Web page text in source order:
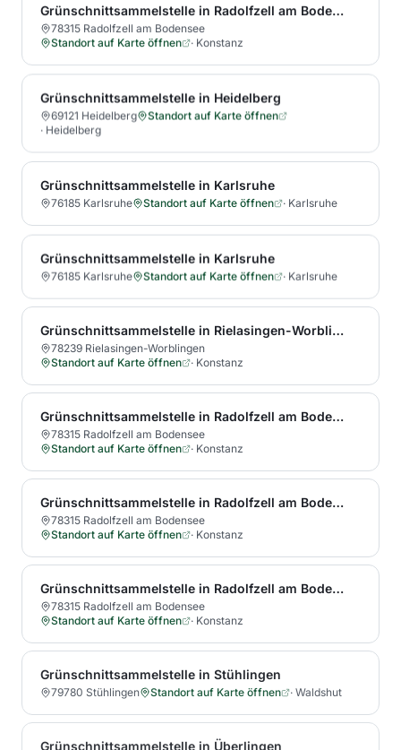
78315 Radolfzell am Bodensee
Standort auf Karte öffnen
·Konstanz
Grünschnittsammelstelle in Heidelberg
69121 Heidelberg
Standort auf Karte öffnen
·Heidelberg
76185 Karlsruhe Standort auf Karte öffnen
76185 Karlsruhe Standort auf Karte öffnen
78239 Rielasingen-Worblingen
Standort auf Karte öffnen
·Konstanz
78315 Radolfzell am Bodensee
Standort auf Karte öffnen
·Konstanz
78315 Radolfzell am Bodensee
Standort auf Karte öffnen
·Konstanz
78315 Radolfzell am Bodensee
Standort auf Karte öffnen
·Konstanz
79780 Stühlingen Standort auf Karte öffnen
Grünschnittsammelstelle in Überlingen